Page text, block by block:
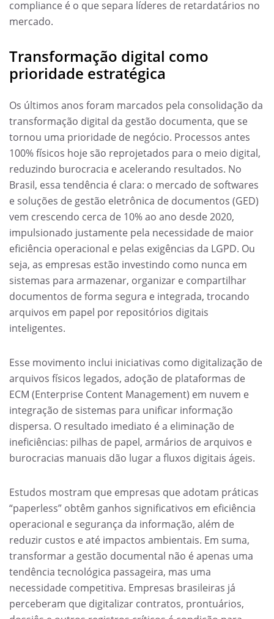
compliance é o que separa líderes de retardatários no
mercado.
Transformação digital como
prioridade estratégica
Os últimos anos foram marcados pela consolidação da
transformação digital da gestão documenta, que se
tornou uma prioridade de negócio. Processos antes
100% físicos hoje são reprojetados para o meio digital,
reduzindo burocracia e acelerando resultados. No
Brasil, essa tendência é clara: o mercado de softwares
e soluções de gestão eletrônica de documentos (GED)
vem crescendo cerca de 10% ao ano desde 2020,
impulsionado justamente pela necessidade de maior
eficiência operacional e pelas exigências da LGPD. Ou
seja, as empresas estão investindo como nunca em
sistemas para armazenar, organizar e compartilhar
documentos de forma segura e integrada, trocando
arquivos em papel por repositórios digitais
inteligentes.
Esse movimento inclui iniciativas como digitalização de
arquivos físicos legados, adoção de plataformas de
ECM (Enterprise Content Management) em nuvem e
integração de sistemas para unificar informação
dispersa. O resultado imediato é a eliminação de
ineficiências: pilhas de papel, armários de arquivos e
burocracias manuais dão lugar a fluxos digitais ágeis.
Estudos mostram que empresas que adotam práticas
“paperless” obtêm ganhos significativos em eficiência
operacional e segurança da informação, além de
reduzir custos e até impactos ambientais. Em suma,
transformar a gestão documental não é apenas uma
tendência tecnológica passageira, mas uma
necessidade competitiva. Empresas brasileiras já
perceberam que digitalizar contratos, prontuários,